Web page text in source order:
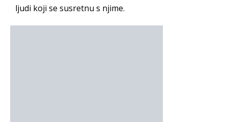
ljudi koji se susretnu s njime.